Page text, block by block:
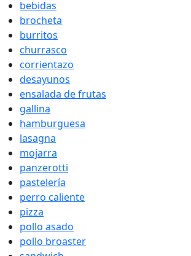
bebidas
brocheta
burritos
churrasco
corrientazo
desayunos
ensalada de frutas
gallina
hamburguesa
lasagna
mojarra
panzerotti
pastelería
perro caliente
pizza
pollo asado
pollo broaster